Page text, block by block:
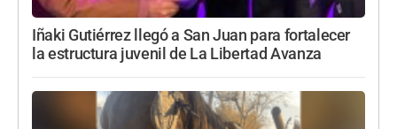
Iñaki Gutiérrez llegó a San Juan para fortalecer
la estructura juvenil de La Libertad Avanza